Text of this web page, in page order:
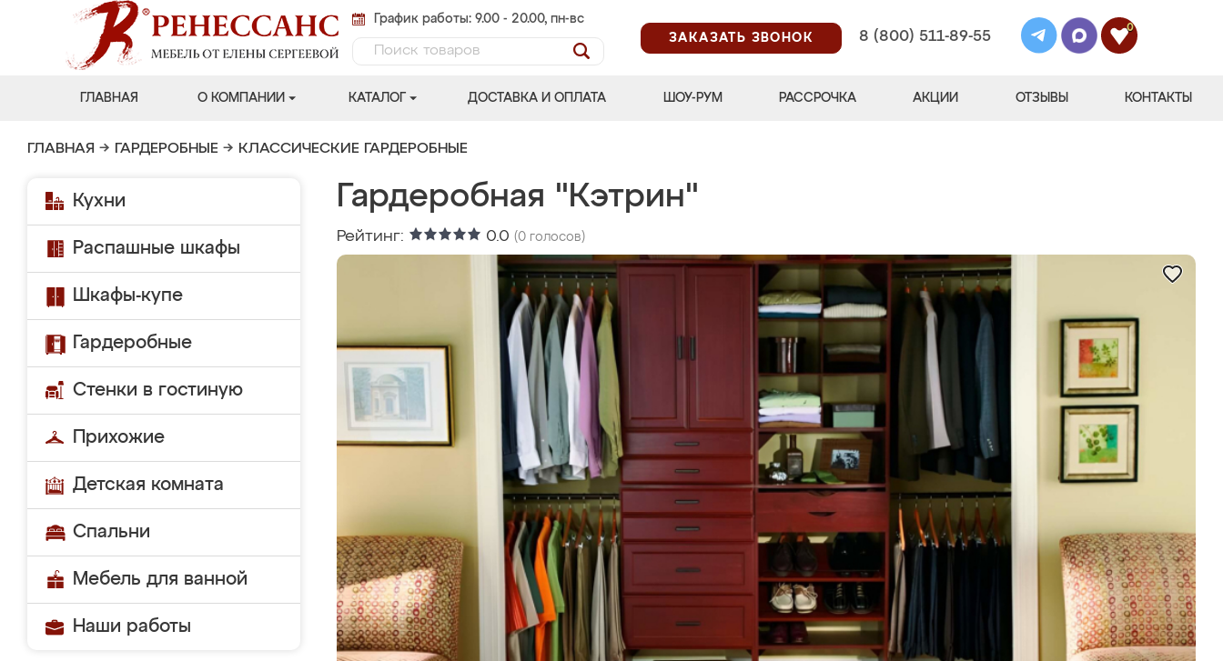
График работы: 9.00 - 20.00, пн-вс
ЗАКАЗАТЬ ЗВОНОК
8 (800) 511-89-55
0
ГЛАВНАЯ О КОМПАНИИ КАТАЛОГ ДОСТАВКА И ОПЛАТА ШОУ-РУМ РАССРОЧКА АКЦИИ ОТЗЫВЫ КОНТАКТЫ
ГЛАВНАЯ → ГАРДЕРОБНЫЕ → КЛАССИЧЕСКИЕ ГАРДЕРОБНЫЕ
Кухни
Распашные шкафы
Шкафы-купе
Гардеробные
Стенки в гостиную
Прихожие
Детская комната
Спальни
Мебель для ванной
Наши работы
Гардеробная "Кэтрин"
Рейтинг: 0.0 (0 голосов)